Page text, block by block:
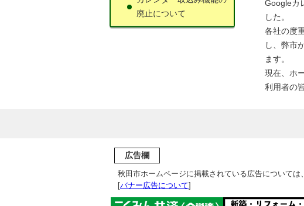
Googleカ
した。
各社の度
し、弊市
ます。
現在、ホ
利用者の
廃止について
広告欄
秋田市ホームページに掲載されている広告については
[バナー広告について]